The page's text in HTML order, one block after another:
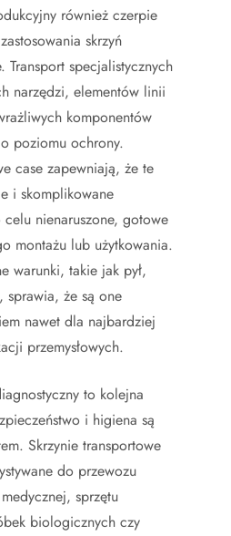
również czerpie
skrzyń
Transport specjalistycznych
narzędzi, elementów linii
komponentów
poziomu ochrony.
case zapewniają, że te
i skomplikowane
nienaruszone, gotowe
montażu lub użytkowania.
warunki, takie jak pył,
że są one
nawet dla najbardziej
przemysłowych.
to kolejna
i higiena są
Skrzynie transportowe
do przewozu
sprzętu
biologicznych czy